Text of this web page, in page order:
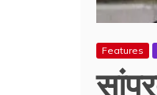
Features